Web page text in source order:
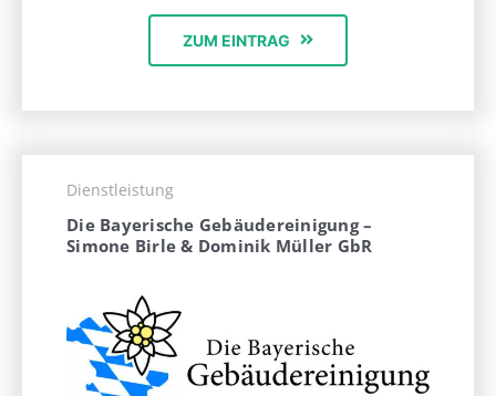
ZUM EINTRAG
Dienstleistung
Die Bayerische Gebäudereinigung –
Simone Birle & Dominik Müller GbR